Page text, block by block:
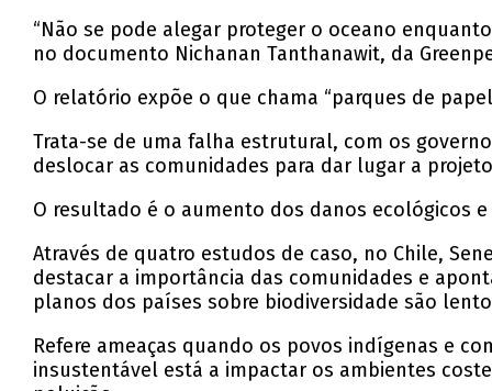
“Não se pode alegar proteger o oceano
no documento Nichanan Tanthanawit, da
O relatório expõe o que chama “parques de
Trata-se de uma falha estrutural, com os
deslocar as comunidades para dar lugar a
O resultado é o aumento dos danos ecológicos
Através de quatro estudos de caso, no Chile,
destacar a importância das comunidades e
planos dos países sobre biodiversidade são
Refere ameaças quando os povos indígenas e
insustentável está a impactar os ambientes